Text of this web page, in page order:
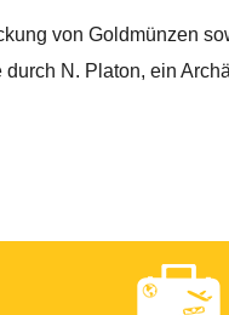
von Goldmünzen
durch N. Platon, ein